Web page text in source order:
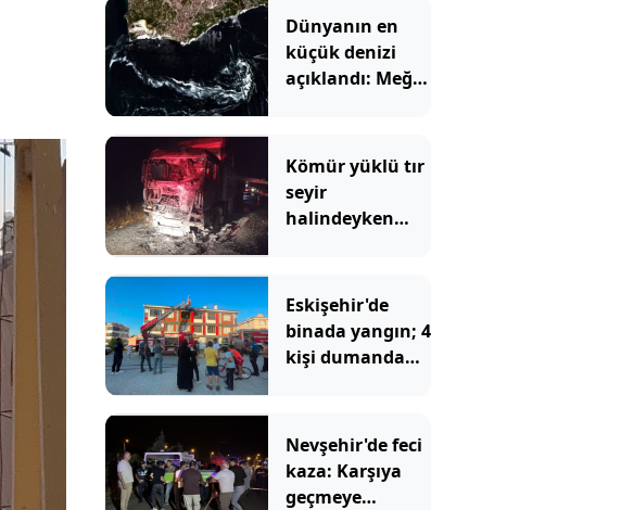
Dünyanın en
küçük denizi
açıklandı: Meğer
Kömür yüklü tır
seyir
halindeyken
Eskişehir'de
binada yangın; 4
kişi dumandan
Nevşehir'de feci
kaza: Karşıya
geçmeye